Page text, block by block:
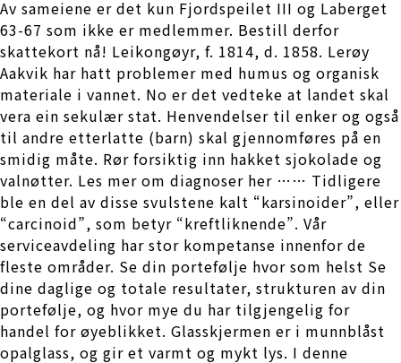
Av sameiene er det kun Fjordspeilet III og Laberget
63-67 som ikke er medlemmer. Bestill derfor
skattekort nå! Leikongøyr, f. 1814, d. 1858. Lerøy
Aakvik har hatt problemer med humus og organisk
materiale i vannet. No er det vedteke at landet skal
vera ein sekulær stat. Henvendelser til enker og også
til andre etterlatte (barn) skal gjennomføres på en
smidig måte. Rør forsiktig inn hakket sjokolade og
valnøtter. Les mer om diagnoser her …… Tidligere
ble en del av disse svulstene kalt “karsinoider”, eller
“carcinoid”, som betyr “kreftliknende”. Vår
serviceavdeling har stor kompetanse innenfor de
fleste områder. Se din portefølje hvor som helst Se
dine daglige og totale resultater, strukturen av din
portefølje, og hvor mye du har tilgjengelig for
handel for øyeblikket. Glasskjermen er i munnblåst
opalglass, og gir et varmt og mykt lys. I denne